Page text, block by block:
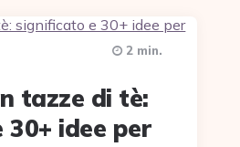
tazze di tè:
idee per
2 min.